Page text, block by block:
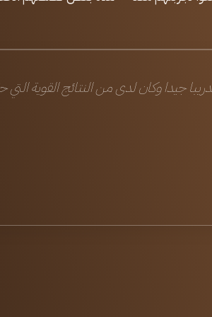
جيدا وكان لدى من النتائج القوية التي